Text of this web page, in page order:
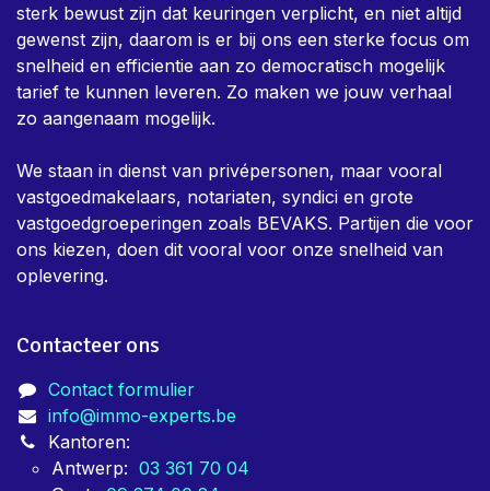
sterk bewust zijn dat keuringen verplicht, en niet altijd
gewenst zijn, daarom is er bij ons een sterke focus om
snelheid en efficientie aan zo democratisch mogelijk
tarief te kunnen leveren. Zo maken we jouw verhaal
zo aangenaam mogelijk.
We staan in dienst van privépersonen, maar vooral
vastgoedmakelaars, notariaten, syndici en grote
vastgoedgroeperingen zoals BEVAKS. Partijen die voor
ons kiezen, doen dit vooral voor onze snelheid van
oplevering.
Contacteer ons
Contact formulier
info@immo-experts.be
Kantoren:
Antwerp: 03 361 70 04